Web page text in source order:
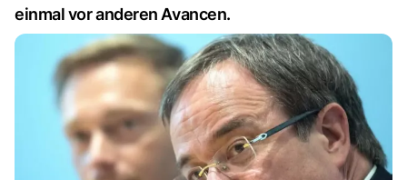
einmal vor anderen Avancen.